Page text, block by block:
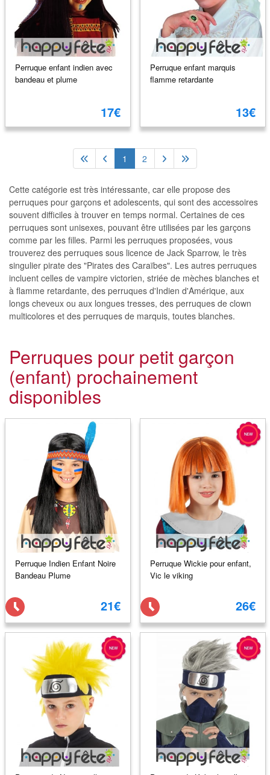
Perruque enfant indien avec
bandeau et plume
17€
Perruque enfant marquis
flamme retardante
13€
1 2
Cette catégorie est très intéressante, car elle propose des
perruques pour garçons et adolescents, qui sont des accessoires
souvent difficiles à trouver en temps normal. Certaines de ces
perruques sont unisexes, pouvant être utilisées par les garçons
comme par les filles. Parmi les perruques proposées, vous
trouverez des perruques sous licence de Jack Sparrow, le très
singulier pirate des "Pirates des Caraïbes". Les autres perruques
incluent celles de vampire victorien, striée de mèches blanches et
à flamme retardante, des perruques d'Indien d'Amérique, aux
longs cheveux ou aux longues tresses, des perruques de clown
multicolores et des perruques de marquis, toutes blanches.
Perruques pour petit garçon
(enfant) prochainement
disponibles
Perruque Indien Enfant Noire
Bandeau Plume
21€
Perruque Wickie pour enfant,
Vic le viking
26€